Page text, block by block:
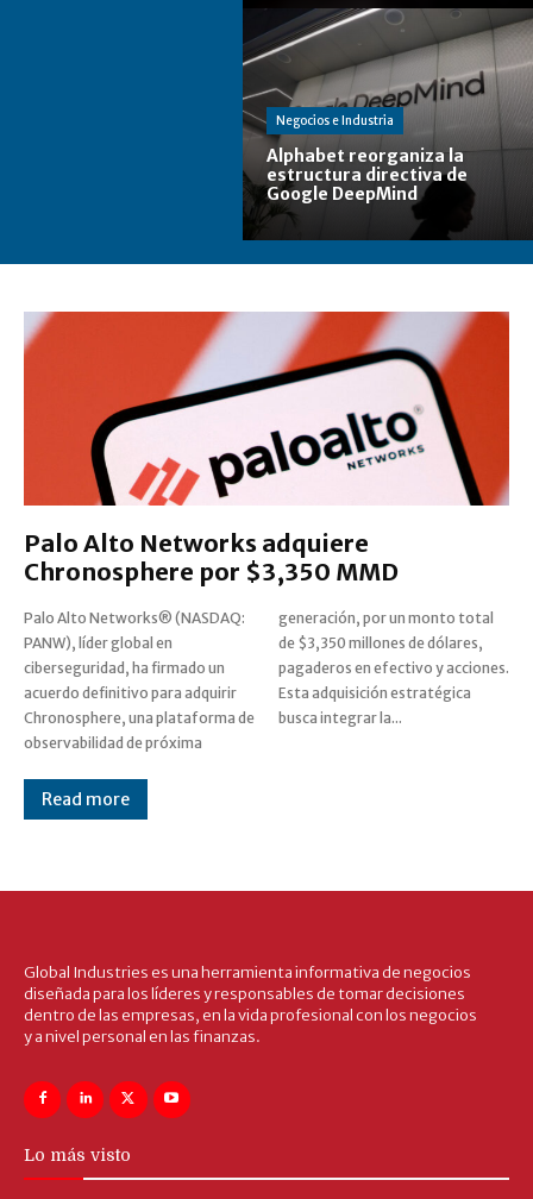
Negocios e Industria
Alphabet reorganiza la
estructura directiva de
Google DeepMind
Palo Alto Networks adquiere
Chronosphere por $3,350 MMD
Palo Alto Networks® (NASDAQ:
PANW), líder global en
ciberseguridad, ha firmado un
acuerdo definitivo para adquirir
Chronosphere, una plataforma de
observabilidad de próxima
generación, por un monto total
de $3,350 millones de dólares,
pagaderos en efectivo y acciones.
Esta adquisición estratégica
busca integrar la...
Read more
Global Industries es una herramienta informativa de negocios
diseñada para los líderes y responsables de tomar decisiones
dentro de las empresas, en la vida profesional con los negocios
y a nivel personal en las finanzas.
Lo más visto